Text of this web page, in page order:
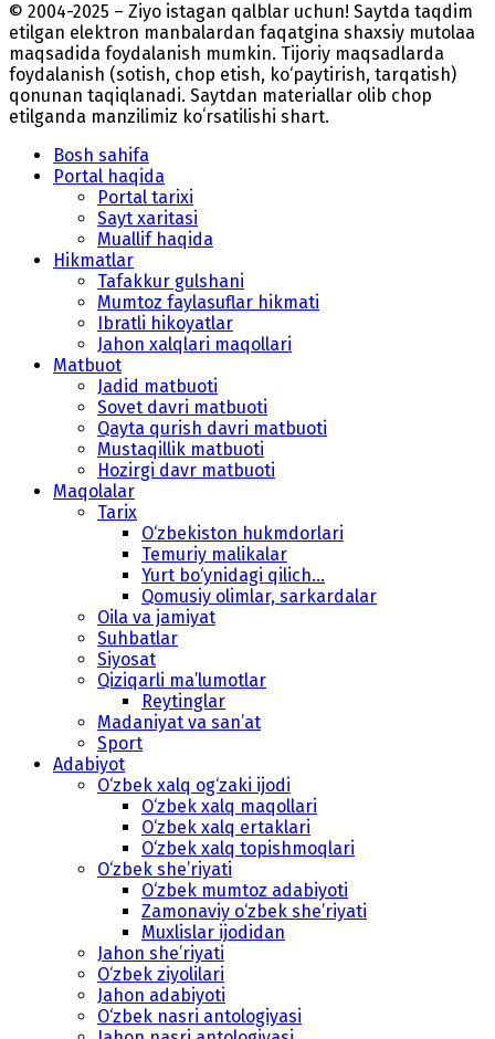
© 2004-2025 – Ziyo istagan qalblar uchun! Saytda taqdim
etilgan elektron manbalardan faqatgina shaxsiy mutolaa
maqsadida foydalanish mumkin. Tijoriy maqsadlarda
foydalanish (sotish, chop etish, ko‘paytirish, tarqatish)
qonunan taqiqlanadi. Saytdan materiallar olib chop
etilganda manzilimiz koʻrsatilishi shart.
Bosh sahifa
Portal haqida
Portal tarixi
Sayt xaritasi
Muallif haqida
Hikmatlar
Tafakkur gulshani
Mumtoz faylasuflar hikmati
Ibratli hikoyatlar
Jahon xalqlari maqollari
Matbuot
Jadid matbuoti
Sovet davri matbuoti
Qayta qurish davri matbuoti
Mustaqillik matbuoti
Hozirgi davr matbuoti
Maqolalar
Tarix
O‘zbekiston hukmdorlari
Temuriy malikalar
Yurt bo‘ynidagi qilich...
Qomusiy olimlar, sarkardalar
Oila va jamiyat
Suhbatlar
Siyosat
Qiziqarli ma’lumotlar
Reytinglar
Madaniyat va san’at
Sport
Adabiyot
O‘zbek xalq og‘zaki ijodi
O‘zbek xalq maqollari
O‘zbek xalq ertaklari
O‘zbek xalq topishmoqlari
O‘zbek she’riyati
O‘zbek mumtoz adabiyoti
Zamonaviy o‘zbek she’riyati
Muxlislar ijodidan
Jahon she’riyati
O‘zbek ziyolilari
Jahon adabiyoti
O‘zbek nasri antologiyasi